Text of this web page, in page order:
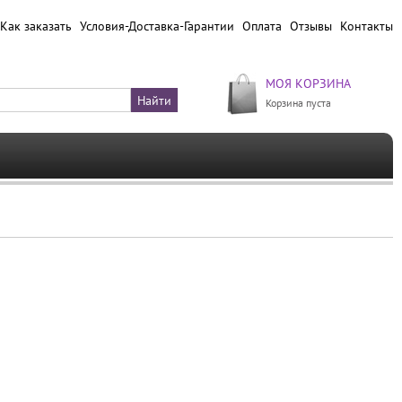
Как заказать Условия-Доставка-Гарантии Оплата Отзывы Контакты
МОЯ КОРЗИНА
Корзина пуста